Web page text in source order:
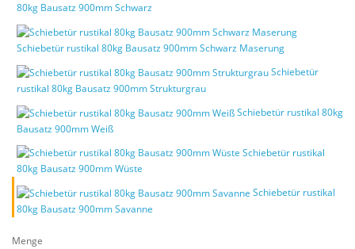
80kg Bausatz 900mm Schwarz
Schiebetür rustikal 80kg Bausatz 900mm Schwarz Maserung
Schiebetür
rustikal 80kg Bausatz 900mm Strukturgrau
Schiebetür rustikal 80kg
Bausatz 900mm Weiß
Schiebetür rustikal
80kg Bausatz 900mm Wüste
Schiebetür rustikal
80kg Bausatz 900mm Savanne
Menge